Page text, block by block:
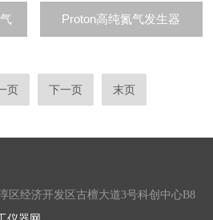
Proton高纯氮气发生器
页 下一页 末页
区经济开发区古檀大道3号科创中心B8